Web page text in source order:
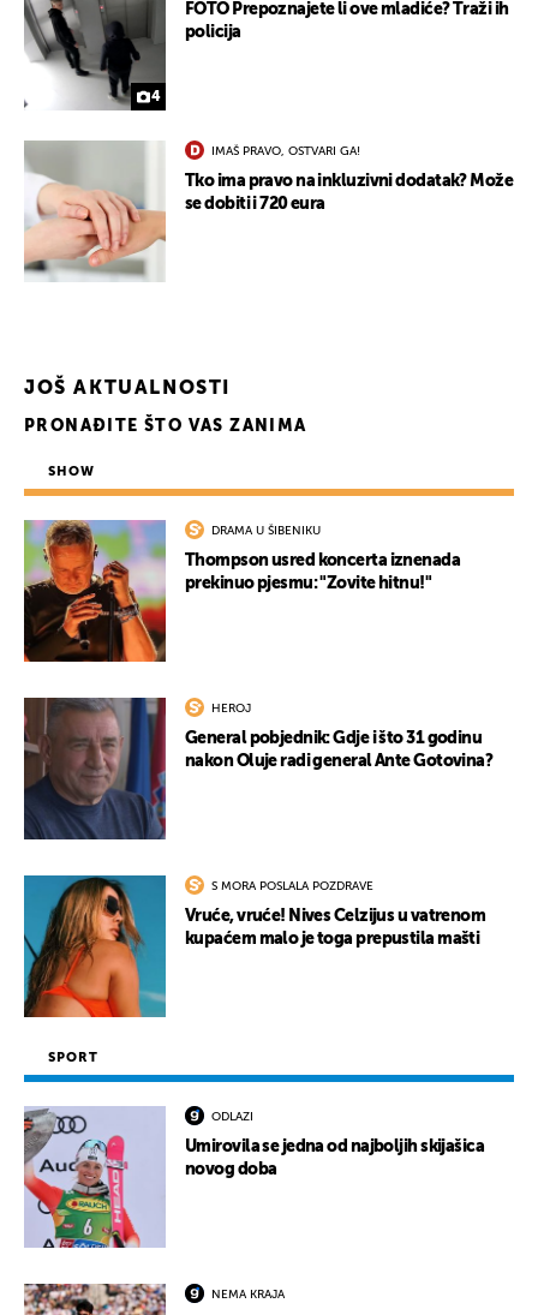
4
FOTO Prepoznajete li ove mladiće? Traži ih
policija
IMAŠ PRAVO, OSTVARI GA!
Tko ima pravo na inkluzivni dodatak? Može
se dobiti i 720 eura
JOŠ AKTUALNOSTI
PRONAĐITE ŠTO VAS ZANIMA
SHOW
DRAMA U ŠIBENIKU
Thompson usred koncerta iznenada
prekinuo pjesmu: "Zovite hitnu!"
HEROJ
General pobjednik: Gdje i što 31 godinu
nakon Oluje radi general Ante Gotovina?
S MORA POSLALA POZDRAVE
Vruće, vruće! Nives Celzijus u vatrenom
kupaćem malo je toga prepustila mašti
SPORT
ODLAZI
Umirovila se jedna od najboljih skijašica
novog doba
NEMA KRAJA